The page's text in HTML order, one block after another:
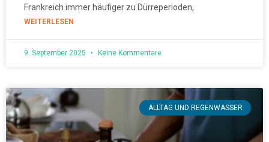
Frankreich immer häufiger zu Dürreperioden,
WEITERLESEN
9. September 2025 Keine Kommentare
ALLTAG UND REGENWASSER